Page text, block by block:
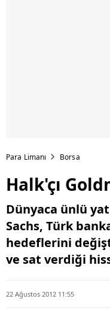
Para Limanı Borsa
Halk'çı
Dünyaca ünlü
Sachs, Türk
hedeflerini
ve sat verdiği
22 Ağustos 2012 11:55